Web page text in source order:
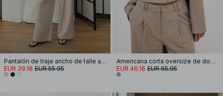
Pantalón de traje ancho de talle alto
EUR 39.16 EUR 55.95
Americana corta oversize de doble botonadura
EUR 46.16 EUR 65.95